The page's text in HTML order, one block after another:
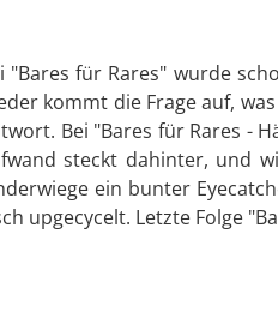
"Bares für Rares" wurde
kommt die Frage auf,
Bei "Bares für Rares -
steckt dahinter, und
ein bunter
upgecycelt. Letzte Folge